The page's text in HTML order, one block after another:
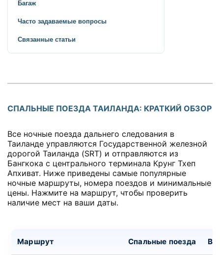
Багаж
Часто задаваемые вопросы
Связанные статьи
СПАЛЬНЫЕ ПОЕЗДА ТАИЛАНДА: КРАТКИЙ ОБЗОР
Все ночные поезда дальнего следования в
Таиланде управляются Государственной железной
дорогой Таиланда (SRT) и отправляются из
Бангкока с центрального терминала Крунг Тхеп
Апхиват. Ниже приведены самые популярные
ночные маршруты, номера поездов и минимальные
цены. Нажмите на маршрут, чтобы проверить
наличие мест на ваши даты.
Маршрут Спальные поезда В